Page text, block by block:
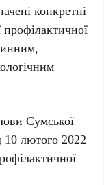
конкретні
профілактичної
Сумської
10 лютого 2022